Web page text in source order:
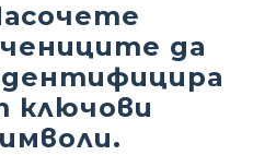
да
ключови